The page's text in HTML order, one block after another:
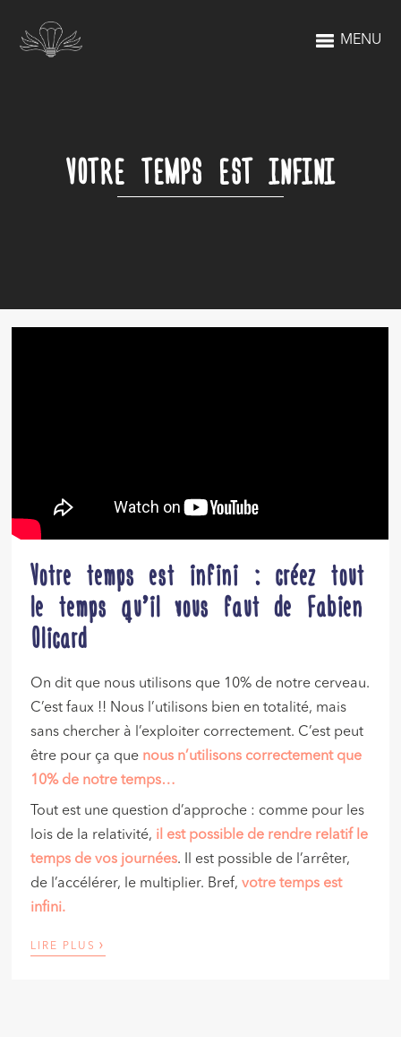
MENU
VOTRE TEMPS EST INFINI
Votre temps est infini : créez tout
le temps qu’il vous faut de Fabien
Olicard
On dit que nous utilisons que 10% de notre cerveau.
C’est faux !! Nous l’utilisons bien en totalité, mais
sans chercher à l’exploiter correctement. C’est peut
être pour ça que nous n’utilisons correctement que
10% de notre temps…
Tout est une question d’approche : comme pour les
lois de la relativité, il est possible de rendre relatif le
temps de vos journées. Il est possible de l’arrêter,
de l’accélérer, le multiplier. Bref,votre temps est
infini.
LIRE PLUS ›